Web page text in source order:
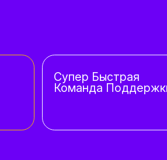
Супер Быстрая
Команда